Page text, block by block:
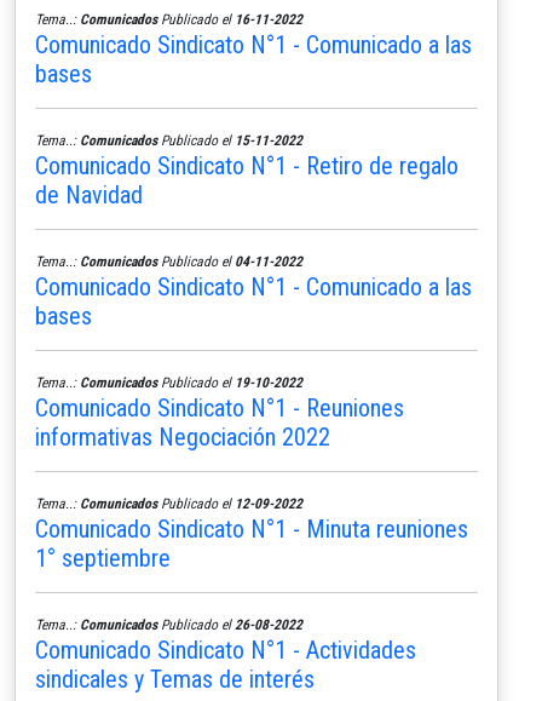
Tema..: ComunicadosPublicado el 16-11-2022
Comunicado Sindicato N°1 - Comunicado a las
bases
Tema..: ComunicadosPublicado el 15-11-2022
Comunicado Sindicato N°1 - Retiro de regalo
de Navidad
Tema..: ComunicadosPublicado el 04-11-2022
Comunicado Sindicato N°1 - Comunicado a las
bases
Tema..: ComunicadosPublicado el 19-10-2022
Comunicado Sindicato N°1 - Reuniones
informativas Negociación 2022
Tema..: ComunicadosPublicado el 12-09-2022
Comunicado Sindicato N°1 - Minuta reuniones
1° septiembre
Tema..: ComunicadosPublicado el 26-08-2022
Comunicado Sindicato N°1 - Actividades
sindicales y Temas de interés